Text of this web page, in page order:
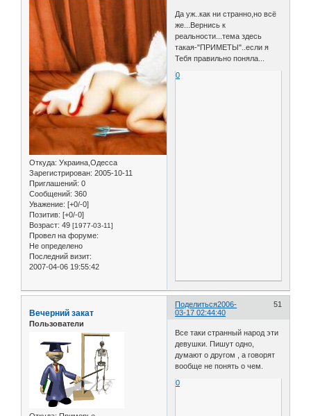
Откуда: Украина,Одесса
Зарегистрирован: 2005-10-11
Приглашений: 0
Сообщений: 360
Уважение: [+0/-0]
Позитив: [+0/-0]
Возраст: 49 [1977-03-11]
Провел на форуме:
Не определено
Последний визит:
2007-04-06 19:55:42
Да уж..как ни странно,но всё
же...Вернись к
реальности...тема здесь
такая-"ПРИМЕТЫ"..если я
Тебя правильно поняла...
0
Поделиться 51
2006-
03-17 02:44:40
Вечерний закат
Пользователи
Все таки странный народ эти
девушки. Пишут одно,
думают о другом , а говорят
вообще не понять о чем.
0